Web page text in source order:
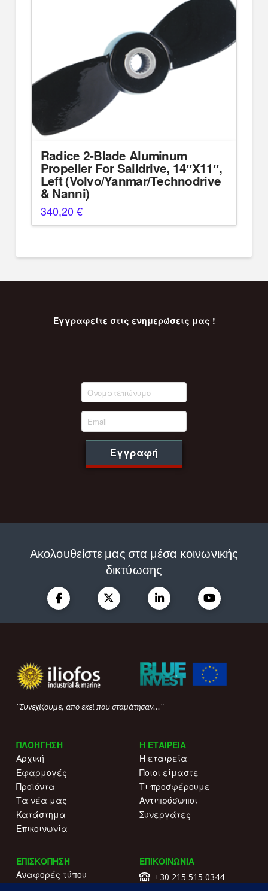
Radice 2-Blade Aluminum
Propeller For Saildrive, 14″X11″,
Left (Volvo/Yanmar/Technodrive
& Nanni)
340,20€
Εγγραφείτε στις ενημερώσεις μας !
Εγγραφή
Ακολουθείστε μας στα μέσα κοινωνικής
δικτύωσης
"Συνεχίζουμε, από εκεί που σταμάτησαν..."
ΠΛΟΗΓΗΣΗ
Αρχική
Εφαρμογές
Προϊόντα
Τα νέα μας
Κατάστημα
Επικοινωνία
Η ΕΤΑΙΡΕΙΑ
Η εταιρεία
Ποιοι είμαστε
Τι προσφέρουμε
Αντιπρόσωποι
Συνεργάτες
ΕΠΙΣΚΟΠΗΣΗ
Αναφορές τύπου
ΕΠΙΚΟΙΝΩΝΙΑ
+30 215 515 0344